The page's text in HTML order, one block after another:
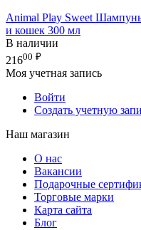
Animal Play Sweet
и кошек 300 мл
В наличии
21600 ₽
Моя учетная запись
Войти
Создать учетную
Наш магазин
О нас
Вакансии
Подарочные
Торговые марки
Карта сайта
Блог